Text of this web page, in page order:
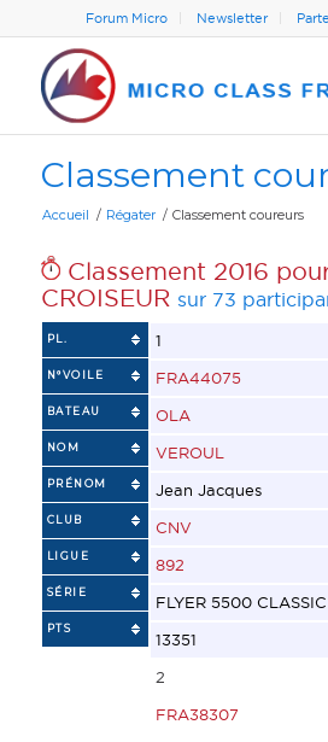
Forum Micro Newsletter
Classement
Accueil / Régater / Classement coureurs
Classement 2016
CROISEUR sur 73
PL.
N°VOILE
BATEAU
NOM
PRÉNOM
CLUB
LIGUE
SÉRIE
PTS
1
FRA44075
OLA
VEROUL
Jean Jacques
CNV
892
FLYER 5500 CLASSIC
13351
2
FRA38307